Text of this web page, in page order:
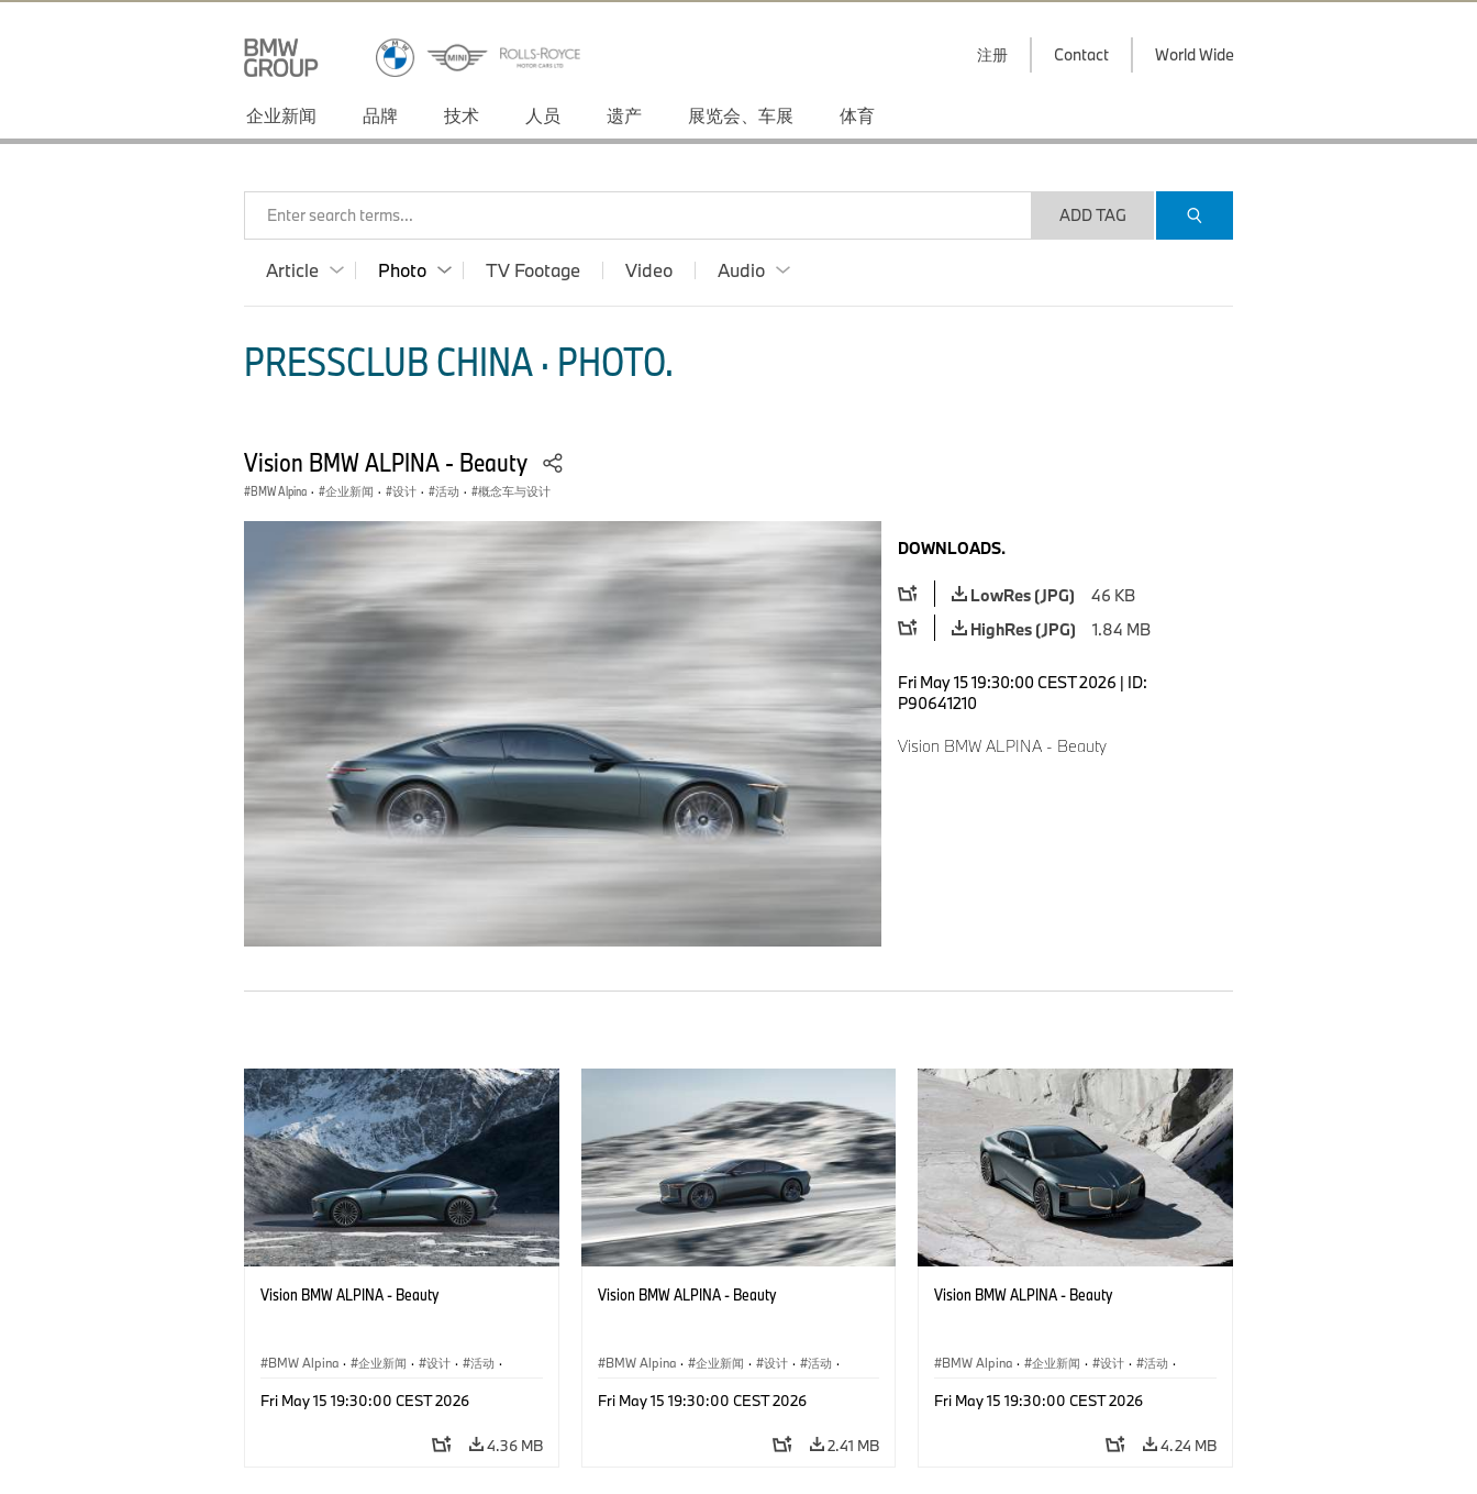
注册 Contact World Wide
企业新闻 品牌 技术 人员 遗产 展览会、车展 体育
Enter search terms... ADD TAG
Article Photo TV Footage Video Audio
PRESSCLUB CHINA · PHOTO.
Vision BMW ALPINA - Beauty
BMW Alpina · 企业新闻 · 设计 · 活动 · 概念车与设计
DOWNLOADS.
LowRes (JPG)
46 KB
HighRes (JPG)
1.84 MB
Fri May 15 19:30:00 CEST 2026 | ID:
P90641210
Vision BMW ALPINA - Beauty
Vision BMW ALPINA - Beauty
BMW Alpina · 企业新闻 · 设计 · 活动 ·
Fri May 15 19:30:00 CEST 2026
4.36 MB
Vision BMW ALPINA - Beauty
BMW Alpina · 企业新闻 · 设计 · 活动 ·
Fri May 15 19:30:00 CEST 2026
2.41 MB
Vision BMW ALPINA - Beauty
BMW Alpina · 企业新闻 · 设计 · 活动 ·
Fri May 15 19:30:00 CEST 2026
4.24 MB